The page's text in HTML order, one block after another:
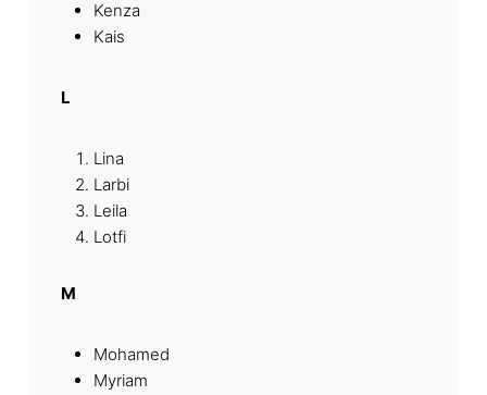
Kenza
Kais
L
Lina
Larbi
Leila
Lotfi
M
Mohamed
Myriam